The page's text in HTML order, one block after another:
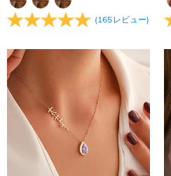
service@drawelry.jp】までご
文番号もお送りください。
Drawelryからのメールが届いて
られます。原因①迷惑メールフ
迷惑メールでないよう操作し
メールが正しく届くように、
更してください。原因②通信状
れている。解決策：数時間た
りするメールも遅れる可能性
レスからお名前とご住所を記載
service@drawelry.jp へ送信し
レスの入力に誤りがある。解
メールを service@drawelry.jp
支払方法は何がありますか
Paypal、ApplePay、
コンビニ前払いのお支払い
コンビニ前払いのお支払い期限
す。
支払い情報は保護されます
お支払い情報は高度なセキュリ
客様のお支払い情報は当社のサ
Paypal又はクレジットカート
個人情報は保護されますか
当社では、個人情報保護を目
り、プライバシーポリシーを
(165レビュー)